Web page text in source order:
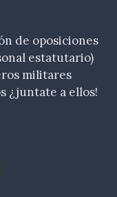
de oposiciones
estatutario)
militares
¿juntate a ellos!